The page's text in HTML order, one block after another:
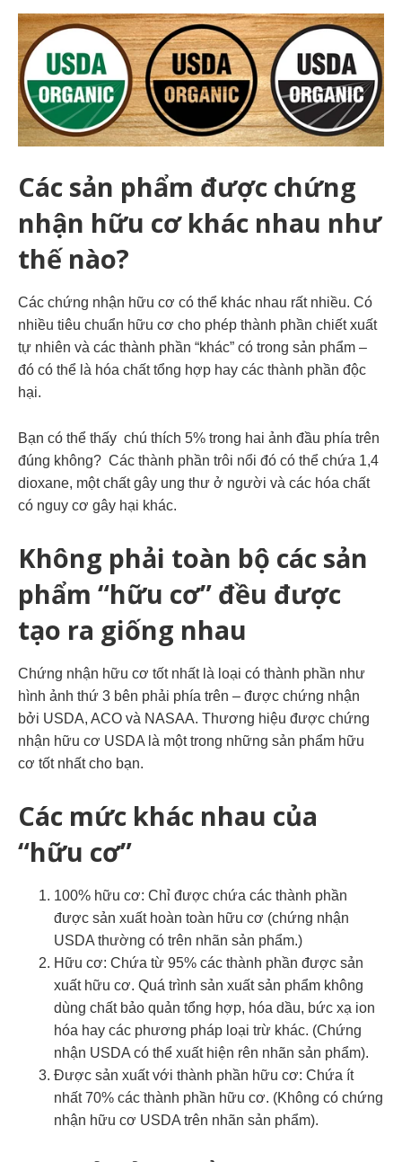
Các sản phẩm được chứng
nhận hữu cơ khác nhau như
thế nào?
Các chứng nhận hữu cơ có thể khác nhau rất nhiều. Có
nhiều tiêu chuẩn hữu cơ cho phép thành phần chiết xuất
tự nhiên và các thành phần “khác” có trong sản phẩm –
đó có thể là hóa chất tổng hợp hay các thành phần độc
hại.
Bạn có thể thấy chú thích 5% trong hai ảnh đầu phía trên
đúng không? Các thành phần trôi nổi đó có thể chứa 1,4
dioxane, một chất gây ung thư ở người và các hóa chất
có nguy cơ gây hại khác.
Không phải toàn bộ các sản
phẩm “hữu cơ” đều được
tạo ra giống nhau
Chứng nhận hữu cơ tốt nhất là loại có thành phần như
hình ảnh thứ 3 bên phải phía trên – được chứng nhận
bởi USDA, ACO và NASAA. Thương hiệu được chứng
nhận hữu cơ USDA là một trong những sản phẩm hữu
cơ tốt nhất cho bạn.
Các mức khác nhau của
“hữu cơ”
100% hữu cơ: Chỉ được chứa các thành phần
được sản xuất hoàn toàn hữu cơ (chứng nhận
USDA thường có trên nhãn sản phẩm.)
Hữu cơ: Chứa từ 95% các thành phần được sản
xuất hữu cơ. Quá trình sản xuất sản phẩm không
dùng chất bảo quản tổng hợp, hóa dầu, bức xạ ion
hóa hay các phương pháp loại trừ khác. (Chứng
nhận USDA có thể xuất hiện rên nhãn sản phẩm).
Được sản xuất với thành phần hữu cơ: Chứa ít
nhất 70% các thành phần hữu cơ. (Không có chứng
nhận hữu cơ USDA trên nhãn sản phẩm).